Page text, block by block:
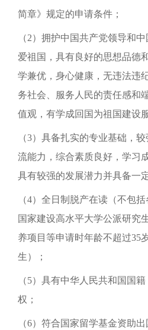
简章》规定的申请条件；
（2）拥护中国共产党领导和
爱祖国，具有良好的思想品德
学兼优，身心健康，无违法违
务社会、服务人民的责任感和
值观，有学成回国为祖国建设
（3）具备扎实的专业基础，
流能力，综合素质良好，学习
具有较强的发展潜力并具备一
（4）全日制脱产在读（不包
国家建设高水平大学公派研究
养项目等申请时年龄不超过35
生）；
（5）具有中华人民共和国国
权；
（6）符合国家留学基金资助